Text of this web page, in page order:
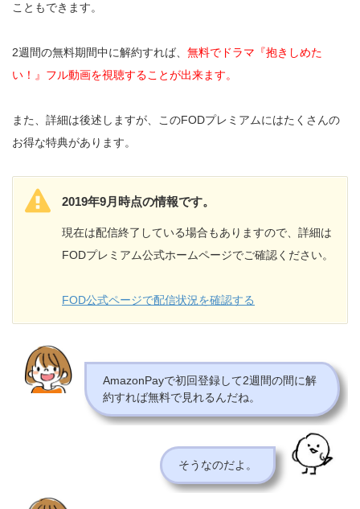
こともできます。
2週間の無料期間中に解約すれば、 無料でドラマ『抱きしめた
い！』フル動画を視聴することが出来ます。
また、詳細は後述しますが、このFODプレミアムにはたくさんの
お得な特典があります。
2019年9月時点の情報です。
現在は配信終了している場合もありますので、詳細は
FODプレミアム公式ホームページでご確認ください。
FOD公式ページで配信状況を確認する
AmazonPayで初回登録して2週間の間に解
約すれば無料で見れるんだね。
そうなのだよ。